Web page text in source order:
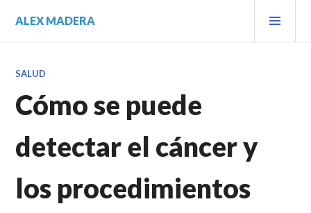
contenido.
ALEX MADERA
SALUD
Cómo se puede
detectar el cáncer y
los procedimientos